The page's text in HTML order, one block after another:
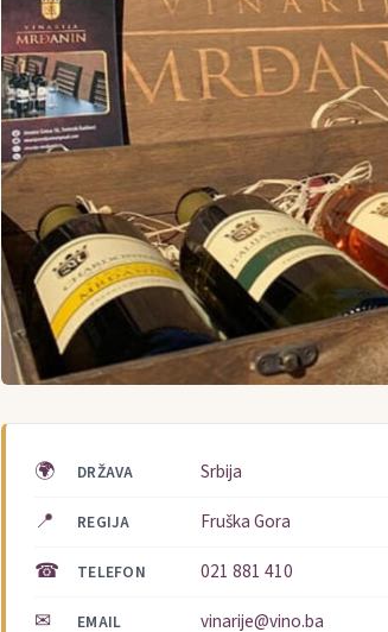
🌍 DRŽAVA Srbija
📍 REGIJA Fruška Gora
☎ TELEFON 021 881 410
✉ EMAIL vinarije@vino.ba